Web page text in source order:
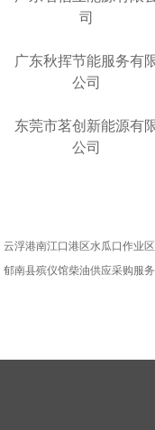
司
广东秋挥节能服务有
公司
东莞市茗创新能源有
公司
云浮港南江口港区水瓜口作业
郁南县殡仪馆柴油供应采购服